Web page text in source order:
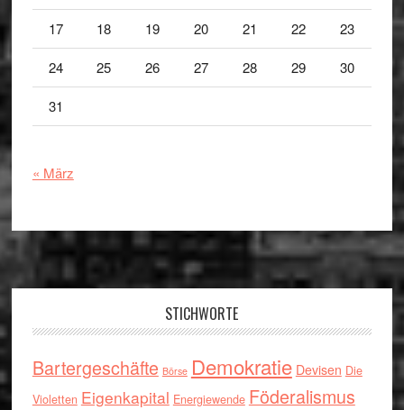
17 18 19 20 21 22 23
24 25 26 27 28 29 30
31
« März
STICHWORTE
Bartergeschäfte Börse Demokratie Devisen Die
Violetten Eigenkapital Energiewende Föderalismus